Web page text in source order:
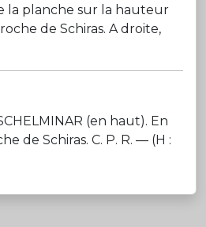
la planche sur la hauteur
de Schiras. A droite,
(en haut). En
de Schiras. C. P. R. — (H :